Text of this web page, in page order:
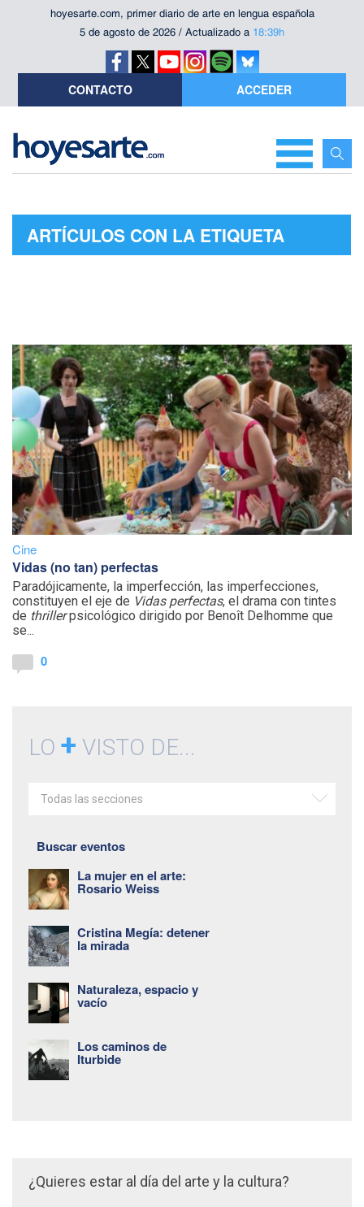
hoyesarte.com, primer diario de arte en lengua española
5 de agosto de 2026 / Actualizado a 18:39h
CONTACTO ACCEDER
ARTÍCULOS CON LA ETIQUETA
Cine
Vidas (no tan) perfectas
Paradójicamente, la imperfección, las imperfecciones,
constituyen el eje de Vidas perfectas, el drama con tintes
de thrillerpsicológico dirigido por Benoît Delhomme que
se...
0
LO + VISTO DE...
Todas las secciones
Buscar eventos
La mujer en el arte:
Rosario Weiss
Cristina Megía: detener
la mirada
Naturaleza, espacio y
vacío
Los caminos de
Iturbide
¿Quieres estar al día del arte y la cultura?